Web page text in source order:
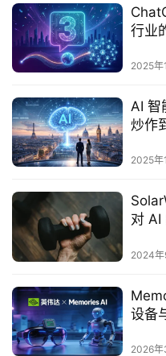
行业
2025年
AI 智
炒作
2025年
对 AI
2024年
设备
2026年